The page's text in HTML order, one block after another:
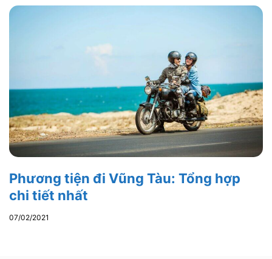
Phương tiện đi Vũng Tàu: Tổng hợp
chi tiết nhất
07/02/2021